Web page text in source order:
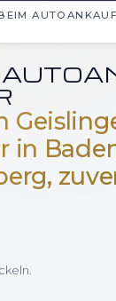
in